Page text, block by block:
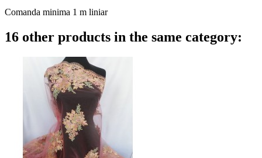
Comanda minima 1 m liniar
16 other products in the same category: